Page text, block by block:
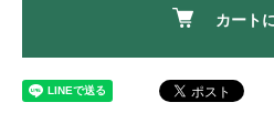
カート